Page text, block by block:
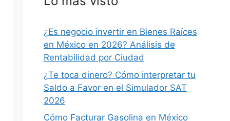
¿Es negocio invertir en Bienes Raíces
en México en 2026? Análisis de
Rentabilidad por Ciudad
¿Te toca dinero? Cómo interpretar tu
Saldo a Favor en el Simulador SAT
2026
Cómo Facturar Gasolina en México